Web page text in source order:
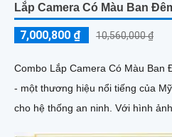
Lắp Camera Có Màu Ban
7,000,800 ₫ 10,560,000 ₫
Combo Lắp Camera Có Màu Ban
- một thương hiệu nổi tiếng của
cho hệ thống an